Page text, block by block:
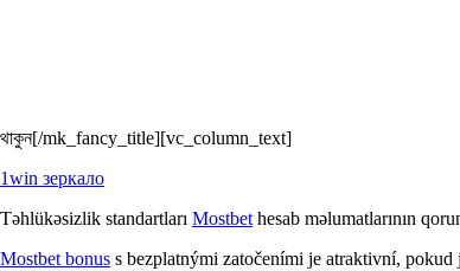
থাকুন[/mk_fancy_title][vc_column_text]
1win зеркало
Təhlükəsizlik standartları Mostbet hesab məlumatlarının
Mostbet bonus s bezplatnými zatočeními je atraktivní, pokud